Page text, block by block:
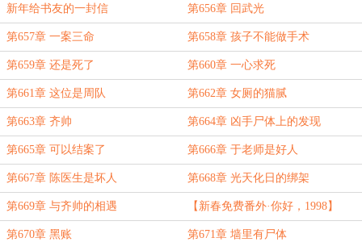
新年给书友的一封信 第656章 回武光
第657章 一案三命 第658章 孩子不能做手术
第659章 还是死了 第660章 一心求死
第661章 这位是周队 第662章 女厕的猫腻
第663章 齐帅 第664章 凶手尸体上的发现
第665章 可以结案了 第666章 于老师是好人
第667章 陈医生是坏人 第668章 光天化日的绑架
第669章 与齐帅的相遇 【新春免费番外·你好，1998】
第670章 黑账 第671章 墙里有尸体